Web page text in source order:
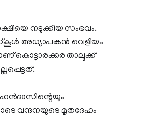
നടുക്കിയ സംഭവം.
അധ്യാപകൻ വെളിയം
കൊട്ടാരക്കര താലൂക്ക്
വന്ദനയുടെ മൃതദേഹം